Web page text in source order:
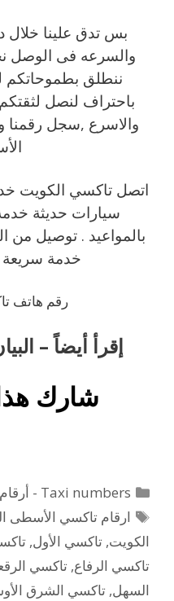
بس تدق علينا خلال
والسرعه فى الوصل
ننطلق
باحتراف لنصل
والاسرع ,سجل رقمنا
اتصل تاكسي الكويت
بالمواعيد . توصيل من
خدمة سريعة
رقم هاتف
إقرأ أيضاً –
شارك
التصنيفات
Taxi numbers - أرقام تكاسي
الوسوم
ارقام تاكسي الأسطى
الكويت, تاكسي الأول,
تاكسي الرفاع, تاكسي
السهل, تاكسي الشرق